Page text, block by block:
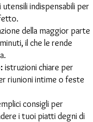
utensili indispensabili per
della maggior parte
il che le rende
istruzioni chiare per
riunioni intime o feste
consigli per
i tuoi piatti degni di